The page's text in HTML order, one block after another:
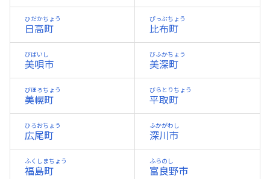
日高町
ひだかちょう
比布町
ぴっぷちょう
美唄市
びばいし
美深町
びふかちょう
美幌町
びほろちょう
平取町
びらとりちょう
広尾町
ひろおちょう
深川市
ふかがわし
福島町
ふくしまちょう
富良野市
ふらのし